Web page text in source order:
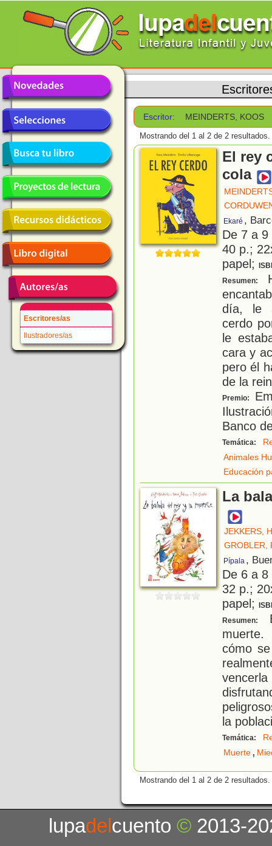
Escritores/as
Ilustradores/as
Escritor: MEINDERTS, KOOS
Mostrando del 1 al 2 de 2 resultados.
El rey
cola
Ekaré ,
De 7 a
40 p.;
papel;
Resumen:
día, le
cerdo
le
cara y
pero él
de la
Premio:
Banco
Temática:
Animales
Educación
La
JEKKERS,
GROBLER,
Pípala ,
De 6 a
32 p.;
papel;
Resumen:
cómo
la
Temática:
Muerte,
Mostrando del 1 al 2 de 2 resultados.
lupadelcuento© 2013-